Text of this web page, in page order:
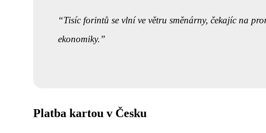
Tisíc forintů se vlní ve větru směnárny, čekajíc na
ekonomiky.
Platba kartou v Česku